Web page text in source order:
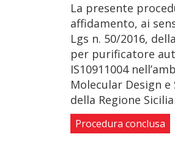
La presente
affidamento, ai
Lgs n. 50/2016,
per purificatore
IS10911004
Molecular Design e
della Regione
Procedura conclusa